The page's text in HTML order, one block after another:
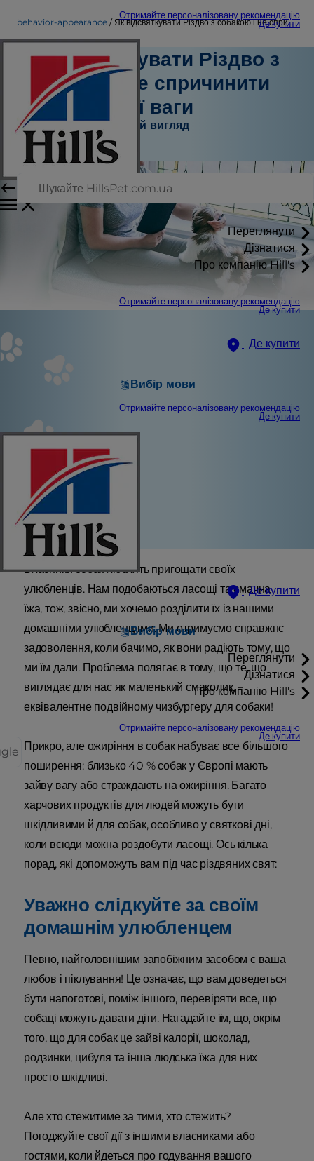
Отримайте персоналізовану рекомендацію
Де купити
Переглянути
Дізнатися
Про компанію Hill's
Отримайте персоналізовану рекомендацію
Де купити
Де купити
Вибір мови
Отримайте персоналізовану рекомендацію
Де купити
Де купити
Вибір мови
Переглянути
Дізнатися
Про компанію Hill's
Отримайте персоналізовану рекомендацію
Де купити
behavior-appearance Як відсвяткувати Різдво з собакою і не спричинити набір зайвої ваги
Як відсвяткувати Різдво з
собакою і не спричинити
набір зайвої ваги
Поведінка і зовнішній вигляд
Штатний автор
Власники собак люблять пригощати своїх
улюбленців. Нам подобаються ласощі та смачна
їжа, тож, звісно, ми хочемо розділити їх із нашими
домашніми улюбленцями. Ми отримуємо справжнє
задоволення, коли бачимо, як вони радіють тому, що
ми їм дали. Проблема полягає в тому, що те, що
виглядає для нас як маленький смаколик, –
еквівалентне подвійному чизбургеру для собаки!
Прикро, але ожиріння в собак набуває все більшого
поширення: близько 40 % собак у Європі мають
зайву вагу або страждають на ожиріння. Багато
харчових продуктів для людей можуть бути
шкідливими й для собак, особливо у святкові дні,
коли всюди можна роздобути ласощі. Ось кілька
порад, які допоможуть вам під час різдвяних свят:
Уважно слідкуйте за своїм
домашнім улюбленцем
Певно, найголовнішим запобіжним засобом є ваша
любов і піклування! Це означає, що вам доведеться
бути напоготові, поміж іншого, перевіряти все, що
собаці можуть давати діти. Нагадайте їм, що, окрім
того, що для собак це зайві калорії, шоколад,
родзинки, цибуля та інша людська їжа для них
просто шкідливі.
Але хто стежитиме за тими, хто стежить?
Погоджуйте свої дії з іншими власниками або
гостями, коли йдеться про годування вашого